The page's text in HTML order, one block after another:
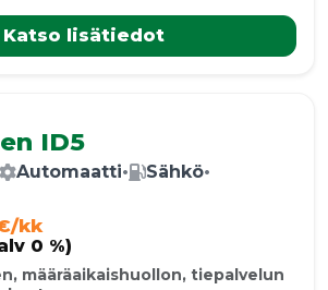
Katso lisätiedot
ID5
Automaatti• Sähkö•
kk
0 %)
määräaikaishuollon, tiepalvelun